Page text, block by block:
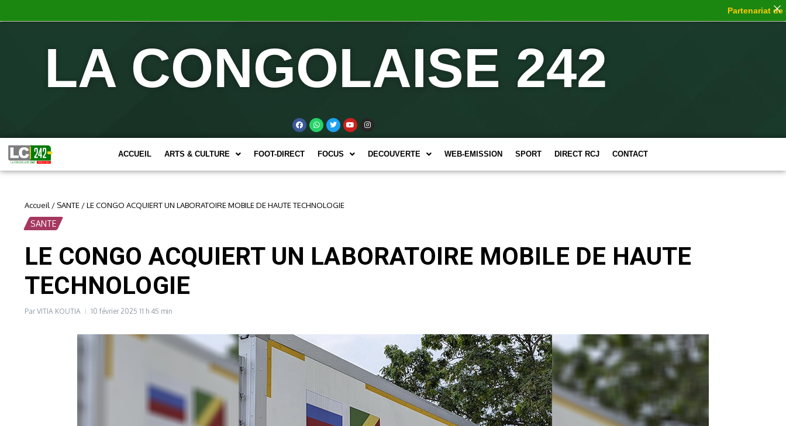
LA CONGOLAISE 242
ACCUEIL ARTS & CULTURE FOOT-DIRECT FOCUS DECOUVERTE WEB-EMISSION SPORT DIRECT RCJ CONTACT
Accueil / SANTE /LE CONGO ACQUIERT UN LABORATOIRE MOBILE DE HAUTE TECHNOLOGIE
SANTE
LE CONGO ACQUIERT UN LABORATOIRE MOBILE DE HAUTE
TECHNOLOGIE
ParVITIA KOUTIA 10 février 2025 11 h 45 min
Partenariat de choc :